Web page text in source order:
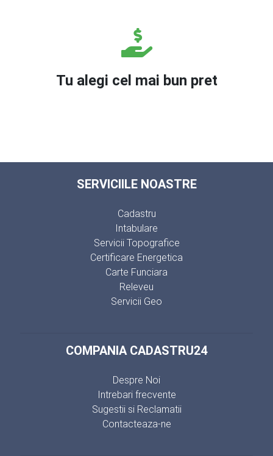
Tu alegi cel mai bun pret
SERVICIILE NOASTRE
Cadastru
Intabulare
Servicii Topografice
Certificare Energetica
Carte Funciara
Releveu
Servicii Geo
COMPANIA CADASTRU24
Despre Noi
Intrebari frecvente
Sugestii si Reclamatii
Contacteaza-ne